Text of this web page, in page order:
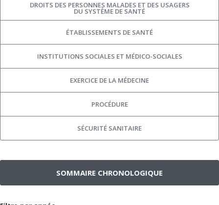
DROITS DES PERSONNES MALADES ET DES USAGERS
DU SYSTÈME DE SANTÉ
ÉTABLISSEMENTS DE SANTÉ
INSTITUTIONS SOCIALES ET MÉDICO-SOCIALES
EXERCICE DE LA MÉDECINE
PROCÉDURE
SÉCURITÉ SANITAIRE
SOMMAIRE CHRONOLOGIQUE